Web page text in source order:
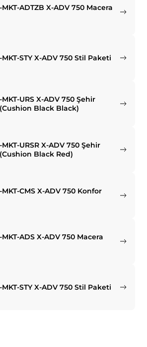
ADTZB X-ADV 750 Macera
STY X-ADV 750 Stil Paketi
URS X-ADV 750 Şehir
Black Black)
URSR X-ADV 750 Şehir
Black Red)
CMS X-ADV 750 Konfor
ADS X-ADV 750 Macera
STY X-ADV 750 Stil Paketi